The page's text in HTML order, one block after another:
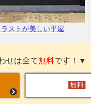
ストが美しい平屋
せは全て無料です！▼